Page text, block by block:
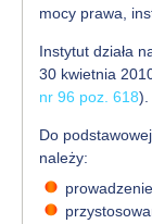
mocy prawa,
Instytut działa
30 kwietnia
nr 96 poz. 618).
Do
należy: